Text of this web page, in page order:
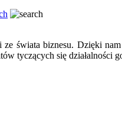
ze świata biznesu. Dzięki
tyczących się działalności